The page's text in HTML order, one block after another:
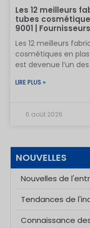
NOUVELLES
Nouvelles de
Tendances de
Connaissance
Les 12 meilleurs
tubes
9001 |
Les 12 meilleurs
cosmétiques en
est devenue l’un
flacons en
peau, de soins
cosmétiques en
simple question de
garantir un contrôle
gestion de la
production efficace
par différents
LIRE PLUS »
6 août 2026